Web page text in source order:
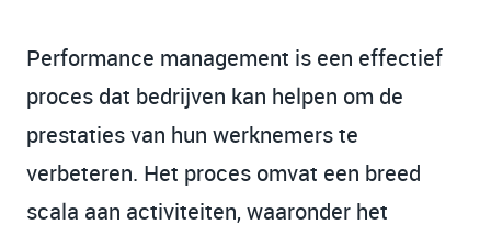
Performance management is een effectief
proces dat bedrijven kan helpen om de
prestaties van hun werknemers te
verbeteren. Het proces omvat een breed
scala aan activiteiten, waaronder het